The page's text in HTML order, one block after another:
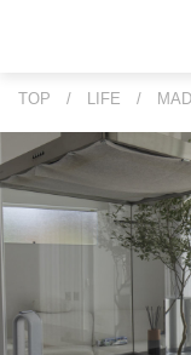
TOP / LIFE /